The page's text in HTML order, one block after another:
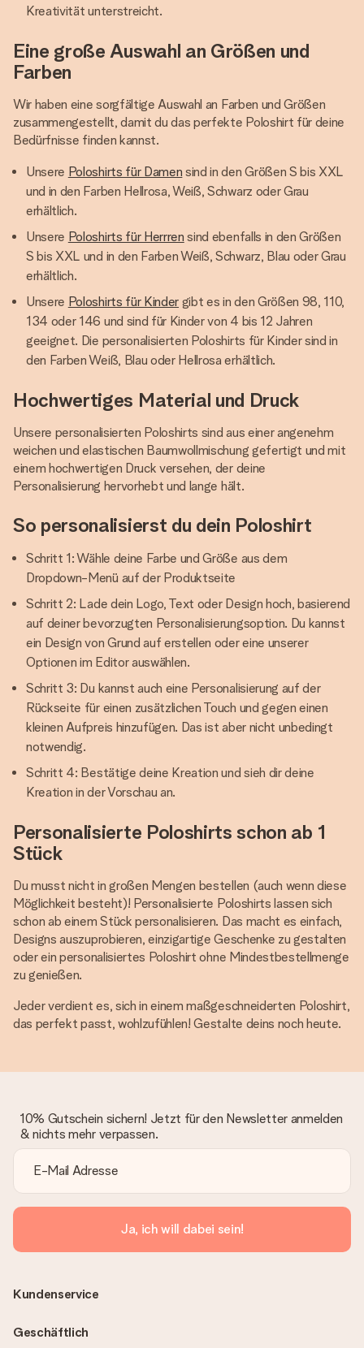
Kreativität unterstreicht.
Eine große Auswahl an Größen und
Farben
Wir haben eine sorgfältige Auswahl an Farben und Größen
zusammengestellt, damit du das perfekte Poloshirt für deine
Bedürfnisse finden kannst.
Unsere Poloshirts für Damen sind in den Größen S bis XXL
und in den Farben Hellrosa, Weiß, Schwarz oder Grau
erhältlich.
Unsere Poloshirts für Herrren sind ebenfalls in den Größen
S bis XXL und in den Farben Weiß, Schwarz, Blau oder Grau
erhältlich.
Unsere Poloshirts für Kinder gibt es in den Größen 98, 110,
134 oder 146 und sind für Kinder von 4 bis 12 Jahren
geeignet. Die personalisierten Poloshirts für Kinder sind in
den Farben Weiß, Blau oder Hellrosa erhältlich.
Hochwertiges Material und Druck
Unsere personalisierten Poloshirts sind aus einer angenehm
weichen und elastischen Baumwollmischung gefertigt und mit
einem hochwertigen Druck versehen, der deine
Personalisierung hervorhebt und lange hält.
So personalisierst du dein Poloshirt
Schritt 1: Wähle deine Farbe und Größe aus dem
Dropdown-Menü auf der Produktseite
Schritt 2: Lade dein Logo, Text oder Design hoch, basierend
auf deiner bevorzugten Personalisierungsoption. Du kannst
ein Design von Grund auf erstellen oder eine unserer
Optionen im Editor auswählen.
Schritt 3: Du kannst auch eine Personalisierung auf der
Rückseite für einen zusätzlichen Touch und gegen einen
kleinen Aufpreis hinzufügen. Das ist aber nicht unbedingt
notwendig.
Schritt 4: Bestätige deine Kreation und sieh dir deine
Kreation in der Vorschau an.
Personalisierte Poloshirts schon ab 1
Stück
Du musst nicht in großen Mengen bestellen (auch wenn diese
Möglichkeit besteht)! Personalisierte Poloshirts lassen sich
schon ab einem Stück personalisieren. Das macht es einfach,
Designs auszuprobieren, einzigartige Geschenke zu gestalten
oder ein personalisiertes Poloshirt ohne Mindestbestellmenge
zu genießen.
Jeder verdient es, sich in einem maßgeschneiderten Poloshirt,
das perfekt passt, wohlzufühlen! Gestalte deins noch heute.
10% Gutschein sichern! Jetzt für den Newsletter anmelden
& nichts mehr verpassen.
Ja, ich will dabei sein!
Kundenservice
Geschäftlich